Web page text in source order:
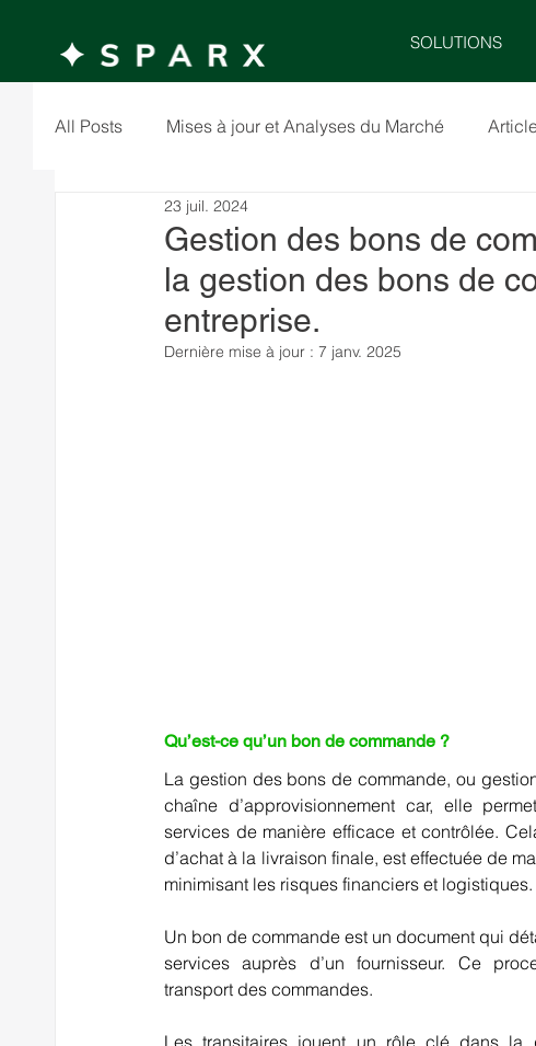
SOLUTIONS
All Posts Mises à jour et Analyses du Marché
Gestion des bons de
la gestion des bons de
entreprise.
23 juil. 2024
Dernière mise à jour : 7 janv. 2025
Qu’est-ce qu’un bon de commande ?
La gestion des bons de commande, ou
chaîne d’approvisionnement car, elle
services de manière efficace et contrôlée.
d’achat à la livraison finale, est effectuée de
minimisant les risques financiers et logistiques.
Un bon de commande est un document qui
services auprès d’un fournisseur. Ce
transport des commandes.
Les transitaires jouent un rôle clé dans